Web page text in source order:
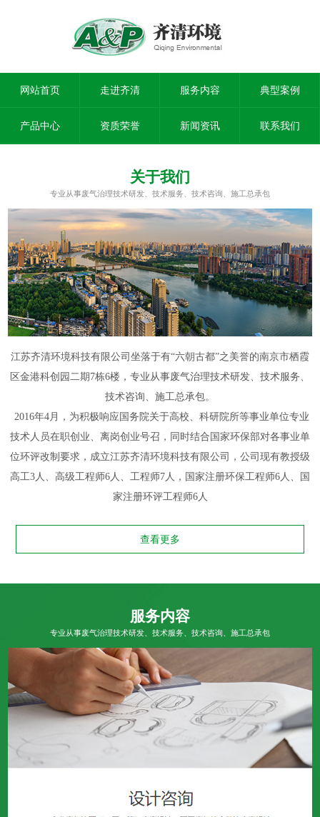
网站首页 走进齐清 服务内容 典型案例
产品中心 资质荣誉 新闻资讯 联系我们
关于我们
专业从事废气治理技术研发、技术服务、技术咨询、施工总承包
江苏齐清环境科技有限公司坐落于有“六朝古都”之美誉的南京市栖霞
区金港科创园二期7栋6楼，专业从事废气治理技术研发、技术服务、
技术咨询、施工总承包。
2016年4月，为积极响应国务院关于高校、科研院所等事业单位专业
技术人员在职创业、离岗创业号召，同时结合国家环保部对各事业单
位环评改制要求，成立江苏齐清环境科技有限公司，公司现有教授级
高工3人、高级工程师6人、工程师7人，国家注册环保工程师6人、国
家注册环评工程师6人
查看更多
服务内容
专业从事废气治理技术研发、技术服务、技术咨询、施工总承包